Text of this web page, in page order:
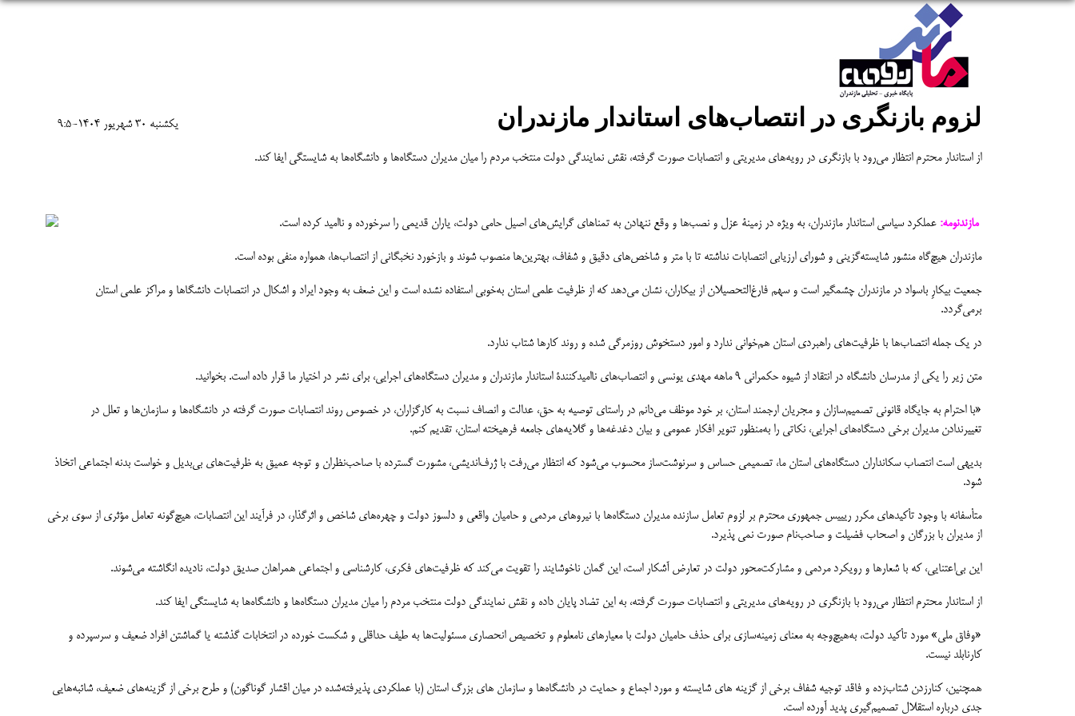
يکشنبه 30 شهريور 1404-9:5 لزوم بازنگری در انتصاب‌های استاندار مازندران
از استاندار محترم انتظار می‌رود با بازنگری در رویه‌های مدیریتی و انتصابات صورت گرفته، نقش نمایندگی دولت منتخب مردم را میان مدیران دستگاه‌ها و دانشگاه‌ها به شایستگی ایفا کند.
مازندنومه: عملکرد سیاسی استاندار مازندران، به ویژه در زمینۀ عزل و نصب‌ها و وقع ننهادن به تمناهای گرایش‌های اصیل حامی دولت، یاران قدیمی را سرخورده و ناامید کرده است.
مازندران هیچ‌گاه منشور شایسته‌گزینی و شورای ارزیابی انتصابات نداشته تا با متر و شاخص‌های دقیق و شفاف، بهترین‌ها منصوب شوند و بازخورد نخبگانی از انتصاب‌ها، همواره منفی بوده است.
جمعیت بیکارِ باسواد در مازندران چشمگیر است و سهم فارغ‌التحصیلان از بیکاران، نشان می‌دهد که از ظرفیت علمی استان به‌خوبی استفاده نشده است و این ضعف به وجود ایراد و اشکال در انتصابات دانشگاها و مراکز علمی استان
برمی‌گردد.
در یک جمله انتصاب‌ها با ظرفیت‌های راهبردی استان هم‌خوانی ندارد و امور دستخوش روزمرگی شده و روند کارها شتاب ندارد.
متن زیر را یکی از مدرسان دانشگاه در انتقاد از شیوه حکمرانی 9 ماهه مهدی یونسی و انتصاب‌های ناامیدکنندۀ استاندار مازندران و مدیران دستگاه‌های اجرایی، برای نشر در اختیار ما قرار داده است. بخوانید.
«با احترام به جایگاه قانونی تصمیم‌سازان و مجریان ارجمند استان، بر خود موظف می‌دانم در راستای توصیه به حق، عدالت و انصاف نسبت به کارگزاران، در خصوص روند انتصابات صورت گرفته در دانشگاه‌ها و سازمان‌ها و تعلل در
تغییرندادن مدیران برخی دستگاه‌های اجرایی، نکاتی را به‌منظور تنویر افکار عمومی و بیان دغدغه‌ها و گلایه‌های جامعه فرهیخته استان، تقدیم کنم.
بدیهی است انتصاب سکانداران دستگاه‌های استان ما، تصمیمی حساس و سرنوشت‌ساز محسوب می‌شود که انتظار می‌رفت با ژرف‌اندیشی، مشورت گسترده با صاحب‌نظران و توجه عمیق به ظرفیت‌های بی‌بدیل و خواست بدنه اجتماعی اتخاذ
شود.
متأسفانه با وجود تأکیدهای مکرر ریییس جمهوری محترم بر لزوم تعامل سازنده مدیران دستگاه‌ها با نیروهای مردمی و حامیان واقعی و دلسوز دولت و چهره‌های شاخص و اثرگذار، در فرآیند این انتصابات، هیچ‌گونه تعامل مؤثری از سوی برخی
از مدیران با بزرگان و اصحاب فضیلت و صاحب‌نام صورت نمی پذیرد.
این بی‌اعتنایی، که با شعارها و رویکرد مردمی و مشارکت‌محور دولت در تعارض آشکار است، این گمان ناخوشایند را تقویت می‌کند که ظرفیت‌های فکری، کارشناسی و اجتماعی همراهان صدیق دولت، نادیده انگاشته می‌شوند.
از استاندار محترم انتظار می‌رود با بازنگری در رویه‌های مدیریتی و انتصابات صورت گرفته، به این تضاد پایان داده و نقش نمایندگی دولت منتخب مردم را میان مدیران دستگاه‌ها و دانشگاه‌ها به شایستگی ایفا کند.
«وفاق ملی» مورد تأکید دولت، به‌هیچ‌وجه به معنای زمینه‌سازی برای حذف حامیان دولت با معیارهای نامعلوم و تخصیص انحصاری مسئولیت‌ها به طیف حداقلی و شکست خورده در انتخابات گذشته یا گماشتن افراد ضعیف و سرسپرده و
کارنابلد نیست.
همچنین، کنارزدن شتاب‌زده و فاقد توجیه شفاف برخی از گزینه های شایسته و مورد اجماع و حمایت در دانشگاه‌ها و سازمان های بزرگ استان (با عملکردی پذیرفته‌شده در میان اقشار گوناگون) و طرح برخی از گزینه‌های ضعیف، شائبه‌هایی
جدی درباره استقلال تصمیم‌گیری پدید آورده است.